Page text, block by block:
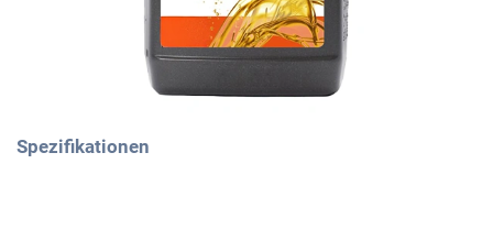
Spezifikationen